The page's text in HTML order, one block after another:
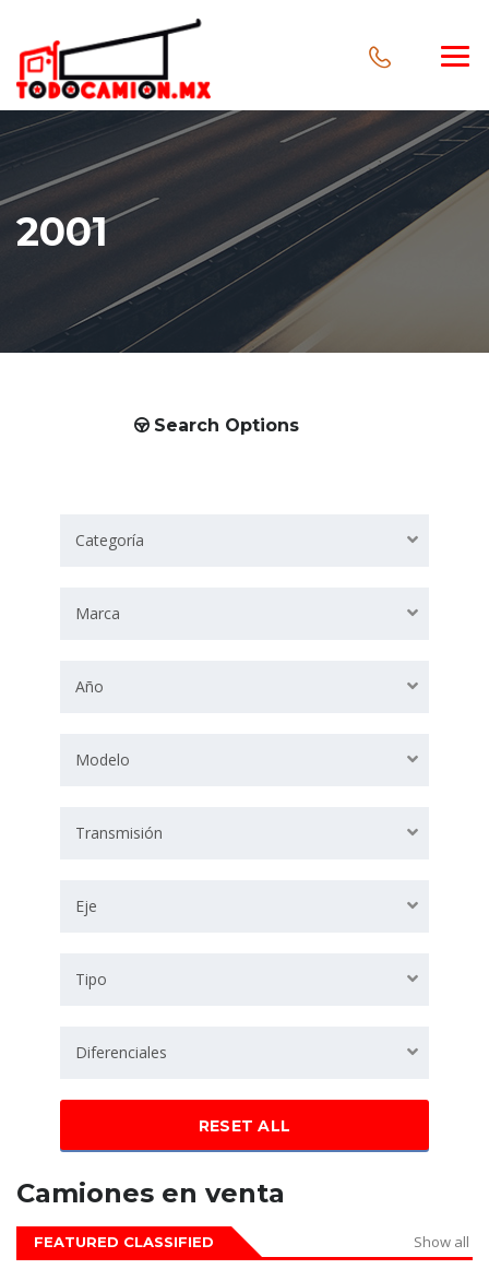
2001
Search Options
Categoría
Marca
Año
Modelo
Transmisión
Eje
Tipo
Diferenciales
RESET ALL
Camiones en venta
FEATURED CLASSIFIED Show all